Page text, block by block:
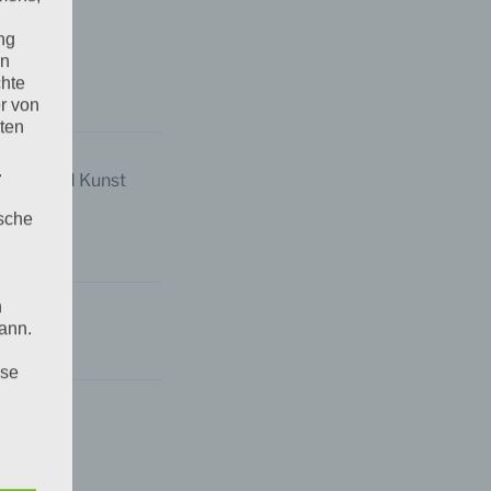
und Kunst
von